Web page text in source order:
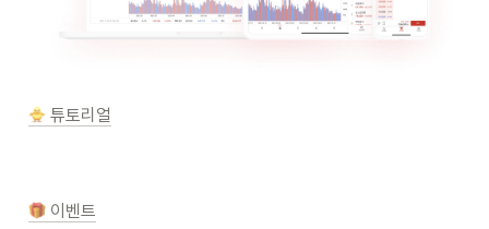
튜토리얼
이벤트